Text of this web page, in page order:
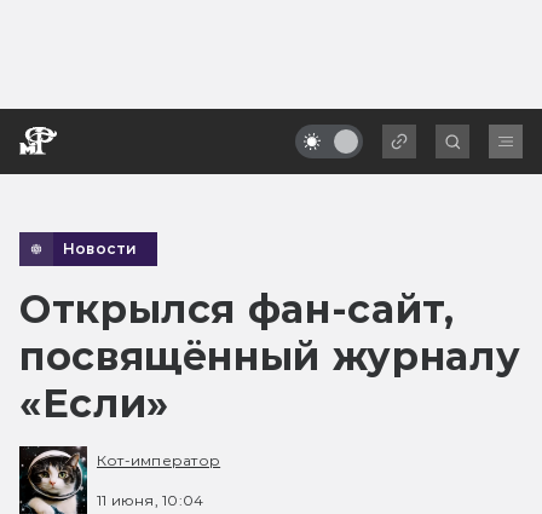
Новости
Открылся фан-сайт,
посвящённый журналу
«Если»
Кот-император
11 июня, 10:04